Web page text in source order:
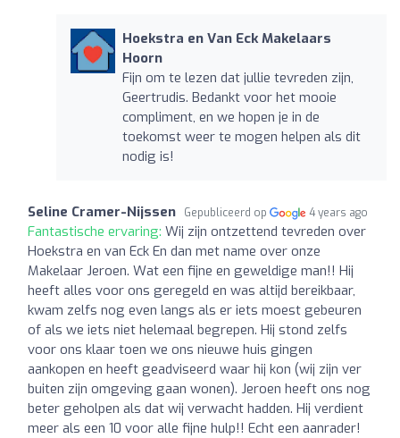
Hoekstra en Van Eck Makelaars
Hoorn
Fijn om te lezen dat jullie tevreden zijn,
Geertrudis. Bedankt voor het mooie
compliment, en we hopen je in de
toekomst weer te mogen helpen als dit
nodig is!
Seline Cramer-Nijssen Gepubliceerd op 4 years ago
Fantastische ervaring: Wij zijn ontzettend tevreden over
Hoekstra en van Eck En dan met name over onze
Makelaar Jeroen. Wat een fijne en geweldige man!! Hij
heeft alles voor ons geregeld en was altijd bereikbaar,
kwam zelfs nog even langs als er iets moest gebeuren
of als we iets niet helemaal begrepen. Hij stond zelfs
voor ons klaar toen we ons nieuwe huis gingen
aankopen en heeft geadviseerd waar hij kon (wij zijn ver
buiten zijn omgeving gaan wonen). Jeroen heeft ons nog
beter geholpen als dat wij verwacht hadden. Hij verdient
meer als een 10 voor alle fijne hulp!! Echt een aanrader!